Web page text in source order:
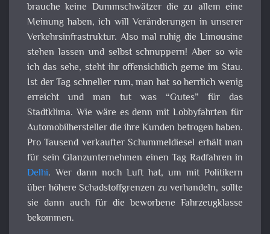
brauche keine Dummschwätzer die zu allem eine
Meinung haben, ich will Veränderungen in unserer
Verkehrsinfrastruktur. Also mal ruhig die Limousine
stehen lassen und selbst schnuppern! Aber so wie
ich das sehe, steht ihr offensichtlich gerne im Stau.
Ist der Tag schneller rum, man hat so herrlich wenig
erreicht und man tut was “Gutes” für das
Stadtklima. Wie wäre es denn mit Lobbyfahrten für
Automobilhersteller die ihre Kunden betrogen haben.
Pro Tausend verkaufter Schummeldiesel erhält man
für sein Glanzunternehmen einen Tag Radfahren in
Delhi. Wer dann noch Luft hat, um mit Politikern
über höhere Schadstoffgrenzen zu verhandeln, sollte
sie dann auch für die beworbene Fahrzeugklasse
bekommen.